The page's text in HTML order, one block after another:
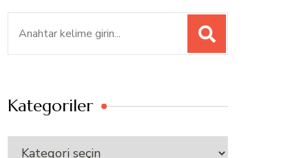
Kategoriler
Kategoriler